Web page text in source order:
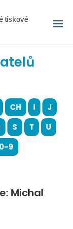
tiskové
Menu
CH I
J
S T
U
0-9
Michal